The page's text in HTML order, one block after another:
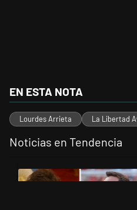
EN ESTA NOTA
Lourdes Arrieta La Libertad
Noticias en Tendencia
Un artículo de tendencia con el